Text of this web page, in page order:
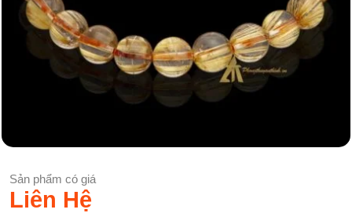
Sản phẩm có giá
Liên Hệ